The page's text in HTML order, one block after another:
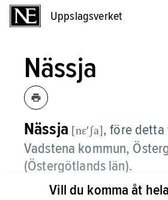
Uppslagsverket
Nässja
Nässja [nɛʹʃa],före detta
Vadstena kommun,
(Östergötlands län).
Nässja, som sedan 2006
Vill du komma åt